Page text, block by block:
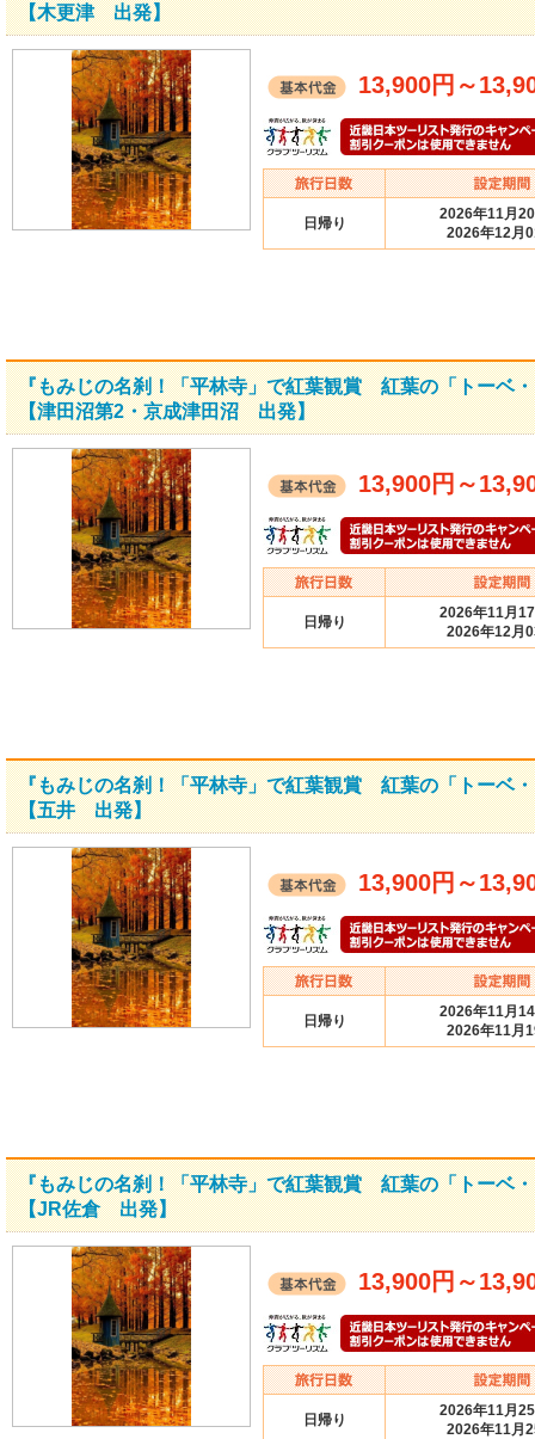
【木更津 出発】
13,900円 ～
日帰り
2026年11月
2026年12月
『もみじの名刹！「平林寺」で紅葉観賞 紅葉の「トーベ
【津田沼第2・京成津田沼 出発】
13,900円 ～
日帰り
2026年11月
2026年12月
『もみじの名刹！「平林寺」で紅葉観賞 紅葉の「トーベ
【五井 出発】
13,900円 ～
日帰り
2026年11月
2026年11月
『もみじの名刹！「平林寺」で紅葉観賞 紅葉の「トーベ
【JR佐倉 出発】
13,900円 ～
日帰り
2026年11月
2026年11月